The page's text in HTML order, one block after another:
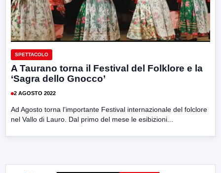
SPETTACOLO
A Taurano torna il Festival del Folklore e la
‘Sagra dello Gnocco’
2 AGOSTO 2022
Ad Agosto torna l’importante Festival internazionale del folclore
nel Vallo di Lauro. Dal primo del mese le esibizioni...